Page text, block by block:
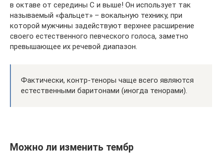
в октаве от середины C и выше! Он использует так
называемый «фальцет» – вокальную технику, при
которой мужчины задействуют верхнее расширение
своего естественного певческого голоса, заметно
превышающее их речевой диапазон.
Фактически, контр-теноры чаще всего являются
естественными баритонами (иногда тенорами).
Можно ли изменить тембр